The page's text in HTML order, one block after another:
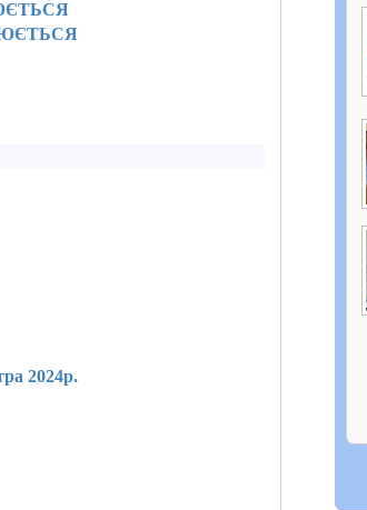
2024р.